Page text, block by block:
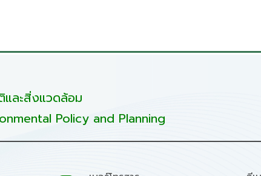
และสิ่งแวดล้อม
Policy and Planning